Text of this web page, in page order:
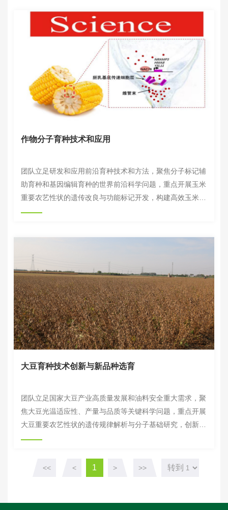
ZmGLK36、高蛋氨酸基因ZmDeSI2等调控性状的分子机
制，创新发展了以单倍体与全基因组选择技术为核心的工程
化育种体系，高效设计与创制优异新种质，培育并推广中单
1130等“中单”系列高产抗逆优质宜机收新品种，为我国玉米
生产提供了有力的科技支撑与种源保障。
作物分子育种技术和应用
团队立足研发和应用前沿育种技术和方法，聚焦分子标记辅
助育种和基因编辑育种的世界前沿科学问题，重点开展玉米
重要农艺性状的遗传改良与功能标记开发，构建高效玉米基
因组编辑技术体系，揭示复杂农艺性状形成的分子机制与调
撑。
大豆育种技术创新与新品种选育
团队立足国家大豆产业高质量发展和油料安全重大需求，聚
焦大豆光温适应性、产量与品质等关键科学问题，重点开展
大豆重要农艺性状的遗传规律解析与分子基础研究，创新与
优化大豆育种核心技术体系，构建工程化快速育种技术平
质、广适性大豆新品种，集成良种良法，推动大面积示范与
应用，为保障国家油料安全、支撑我国大豆产业振兴提供坚
<< < 1 > >> 转到